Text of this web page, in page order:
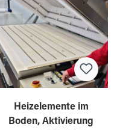
Heizelemente im
Boden, Aktivierung